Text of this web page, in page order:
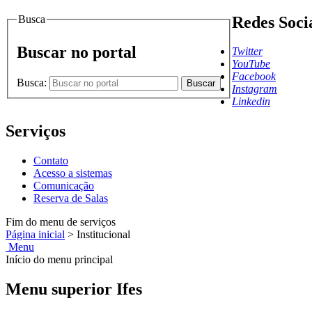
Busca
Buscar no portal
Busca: Buscar
Redes
Twitter
YouTube
Facebook
Instagram
Linkedin
Serviços
Contato
Acesso a sistemas
Comunicação
Reserva de Salas
Fim do menu de serviços
Página inicial > Institucional
Menu
Início do menu principal
Menu superior Ifes